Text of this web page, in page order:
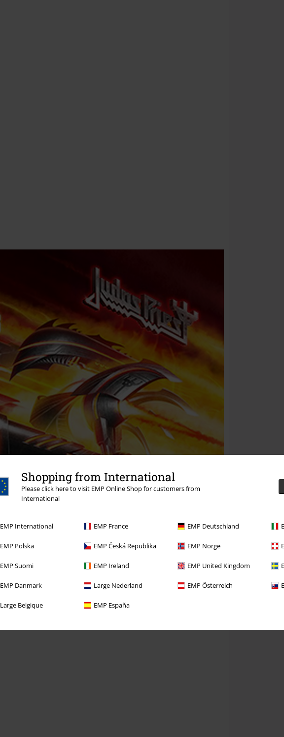
Shopping from International
Please click here to visit EMP Online Shop for customers from
International
EMP International EMP France EMP Deutschland
EMP Polska EMP Česká Republika EMP Norge
EMP Suomi EMP Ireland EMP United Kingdom
EMP Danmark Large Nederland EMP Österreich
Large Belgique EMP España